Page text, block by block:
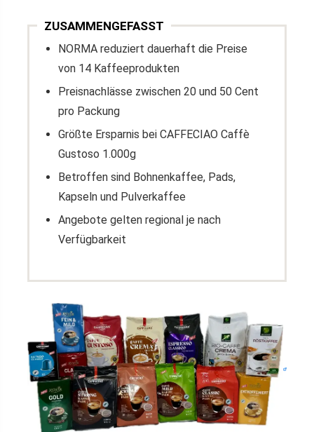
ZUSAMMENGEFASST
NORMA reduziert dauerhaft die Preise
von 14 Kaffeeprodukten
Preisnachlässe zwischen 20 und 50 Cent
pro Packung
Größte Ersparnis bei CAFFECIAO Caffè
Gustoso 1.000g
Betroffen sind Bohnenkaffee, Pads,
Kapseln und Pulverkaffee
Angebote gelten regional je nach
Verfügbarkeit